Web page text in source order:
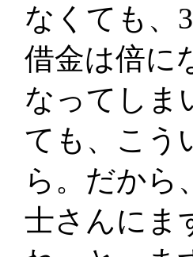
なくても、
借金は倍に
なってしま
ても、こう
ら。だから
士さんにま